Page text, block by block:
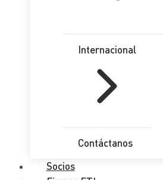
Internacional
Contáctanos
Socios